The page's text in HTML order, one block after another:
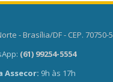
- Brasília/DF - CEP. 70750-
(61) 99254-5554
Assecor: 9h às 17h